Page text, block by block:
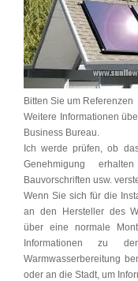
Bitten Sie um Referenzen
Weitere Informationen
Business Bureau.
Ich werde prüfen, ob
Genehmigung
Bauvorschriften usw.
Wenn Sie sich für die
an den Hersteller des
über eine normale
Informationen zu
Warmwasserbereitung
oder an die Stadt, um